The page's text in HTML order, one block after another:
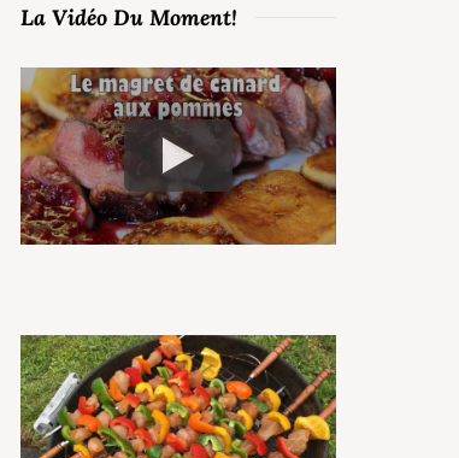
La Vidéo Du Moment!